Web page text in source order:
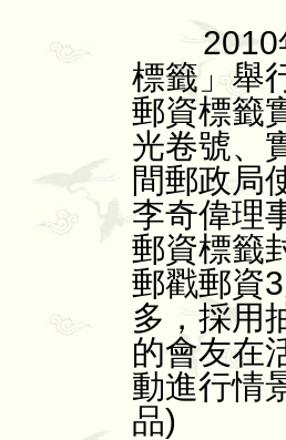
2010
標籤」舉
郵資標籤
光卷號、
間郵政局
李奇偉理
郵資標籤
郵戳郵資
多，採用
的會友在
動進行情
品)